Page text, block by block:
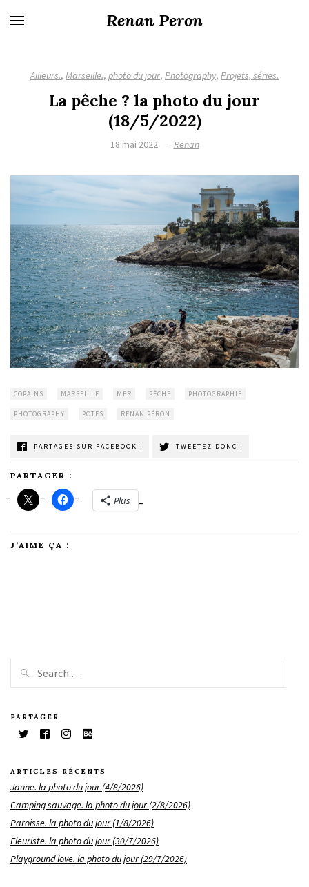
Renan Peron
Ailleurs., Marseille., photo du jour, Photography, Projets, séries.
La pêche ? la photo du jour
(18/5/2022)
18 mai 2022 · Renan
COPAINS MARSEILLE MER PÊCHE PHOTOGRAPHIE
PHOTOGRAPHY POTES RENAN PÉRON
PARTAGES SUR FACEBOOK ! TWEETEZ DONC !
PARTAGER :
Plus
J’AIME ÇA :
PARTAGER
ARTICLES RÉCENTS
Jaune. la photo du jour (4/8/2026)
Camping sauvage. la photo du jour (2/8/2026)
Paroisse. la photo du jour (1/8/2026)
Fleuriste. la photo du jour (30/7/2026)
Playground love. la photo du jour (29/7/2026)